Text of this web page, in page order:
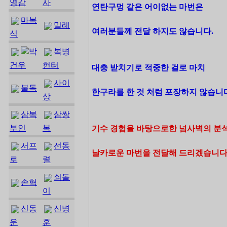
영감
사
마복
식
밀레
박
건우
복병
헌터
불독
사이
상
삼복
부인
삼쌍
복
서프
로
선동
렬
손혁
쇠돌
이
신동
운
신병
훈
연탄구멍 같은 어이없는 마번은
여러분들께 전달 하지도 않습니다.
대충 받치기로 적중한 걸로 마치
한구라를 한 것 처럼 포장하지 않습니
기수 경험을 바탕으로한 넘사벽의 분
날카로운 마번을 전달해 드리겠습니